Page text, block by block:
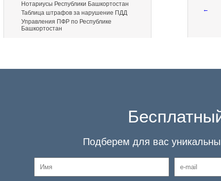
Нотариусы Республики Башкортостан
Таблица штрафов за нарушение ПДД
Управления ПФР по Республике
Башкортостан
←
Подберем для вас